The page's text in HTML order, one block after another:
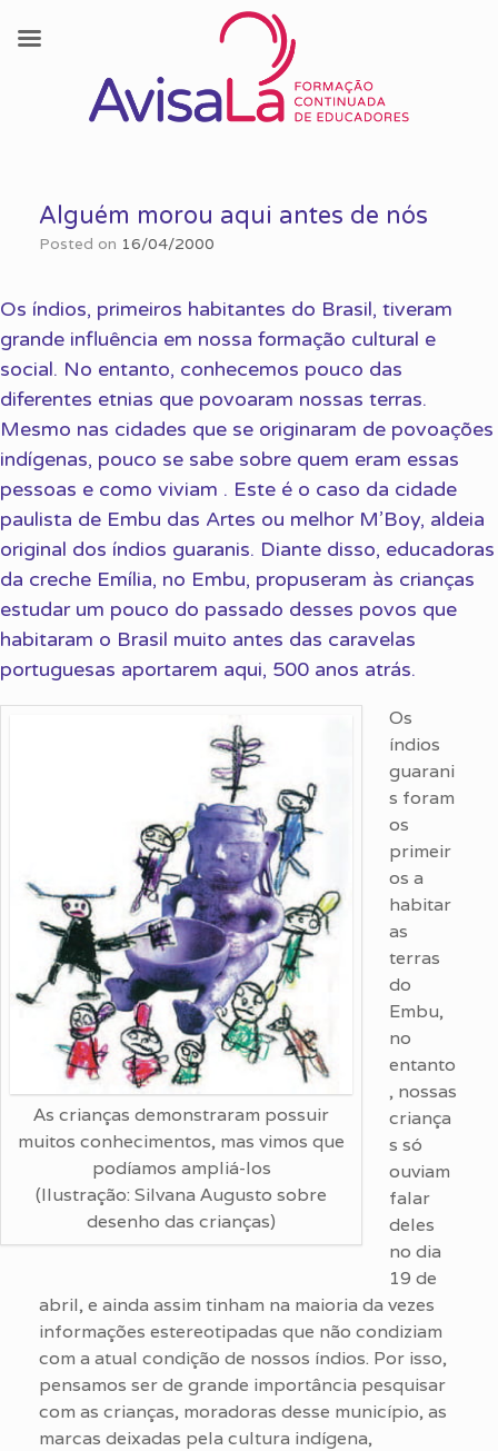
contentAlguém morou aqui antes de nós
Posted on 16/04/2000
Os índios, primeiros habitantes do Brasil, tiveram
grande influência em nossa formação cultural e
social. No entanto, conhecemos pouco das
diferentes etnias que povoaram nossas terras.
Mesmo nas cidades que se originaram de povoações
indígenas, pouco se sabe sobre quem eram essas
pessoas e como viviam . Este é o caso da cidade
paulista de Embu das Artes ou melhor M’Boy, aldeia
original dos índios guaranis. Diante disso, educadoras
da creche Emília, no Embu, propuseram às crianças
estudar um pouco do passado desses povos que
habitaram o Brasil muito antes das caravelas
portuguesas aportarem aqui, 500 anos atrás.
As crianças demonstraram possuir
muitos conhecimentos, mas vimos que
podíamos ampliá-los
(Ilustração: Silvana Augusto sobre
desenho das crianças)
Os
índios
guarani
s foram
os
primeir
os a
habitar
as
terras
do
Embu,
no
entanto
, nossas
criança
s só
ouviam
falar
deles
no dia
19 de
abril, e ainda assim tinham na maioria da vezes
informações estereotipadas que não condiziam
com a atual condição de nossos índios. Por isso,
pensamos ser de grande importância pesquisar
com as crianças, moradoras desse município, as
marcas deixadas pela cultura indígena,